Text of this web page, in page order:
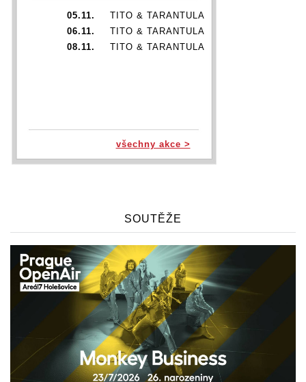
05.11.
TITO & TARANTULA
06.11.
TITO & TARANTULA
08.11.
TITO & TARANTULA
všechny akce >
SOUTĚŽE